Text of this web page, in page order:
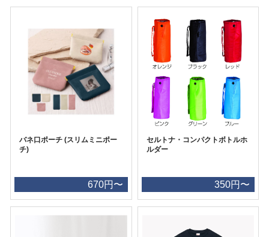
バネ口ポーチ (スリムミニポー
チ)
670円〜
セルトナ・コンパクトボトルホ
ルダー
350円〜